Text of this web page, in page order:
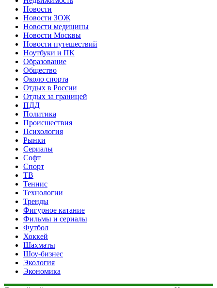
Новости
Новости ЗОЖ
Новости медицины
Новости Москвы
Новости путешествий
Ноутбуки и ПК
Образование
Общество
Около спорта
Отдых в России
Отдых за границей
ПДД
Политика
Происшествия
Психология
Рынки
Сериалы
Софт
Спорт
ТВ
Теннис
Технологии
Тренды
Фигурное катание
Фильмы и сериалы
Футбол
Хоккей
Шахматы
Шоу-бизнес
Экология
Экономика